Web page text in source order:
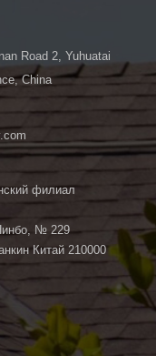
Road 2, Yuhuatai
China
филиал
№ 229
Китай 210000